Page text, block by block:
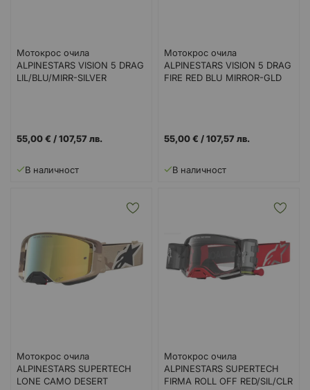
Мотокрос очила
ALPINESTARS VISION 5 DRAG
LIL/BLU/MIRR-SILVER
55,00 € /107,57 лв.
В наличност
Мотокрос очила
ALPINESTARS VISION 5 DRAG
FIRE RED BLU MIRROR-GLD
55,00 € /107,57 лв.
В наличност
Мотокрос очила
ALPINESTARS SUPERTECH
LONE CAMO DESERT
Мотокрос очила
ALPINESTARS SUPERTECH
FIRMA ROLL OFF RED/SIL/CLR